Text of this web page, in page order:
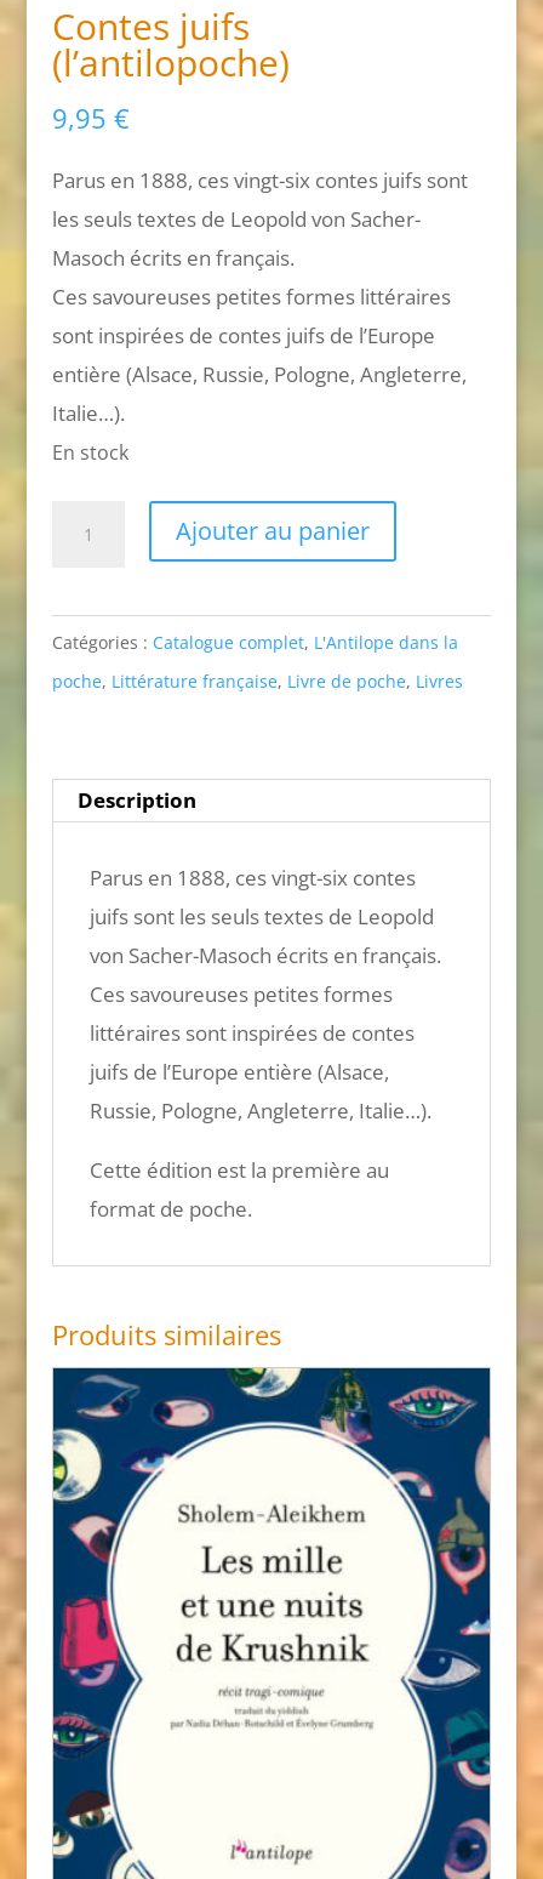
Contes juifs
(l’antilopoche)
9,95 €
Parus en 1888, ces vingt-six contes juifs sont
les seuls textes de Leopold von Sacher-
Masoch écrits en français.
Ces savoureuses petites formes littéraires
sont inspirées de contes juifs de l’Europe
entière (Alsace, Russie, Pologne, Angleterre,
Italie…).
En stock
juifs
(l'antilopoche)
Ajouter au panier
Catégories : Catalogue complet, L'Antilope dans la
poche, Littérature française, Livre de poche, Livres
Description
Parus en 1888, ces vingt-six contes
juifs sont les seuls textes de Leopold
von Sacher-Masoch écrits en français.
Ces savoureuses petites formes
littéraires sont inspirées de contes
juifs de l’Europe entière (Alsace,
Russie, Pologne, Angleterre, Italie…).
Cette édition est la première au
format de poche.
Produits similaires